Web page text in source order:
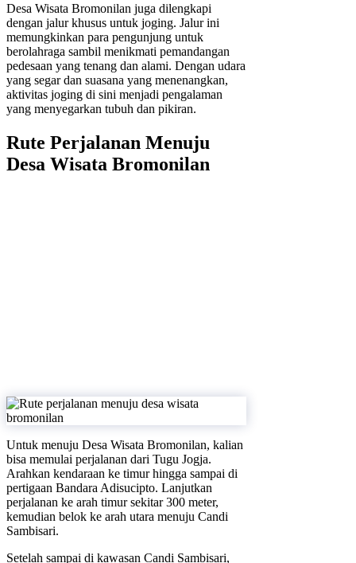
Desa Wisata Bromonilan juga dilengkapi
dengan jalur khusus untuk joging. Jalur ini
memungkinkan para pengunjung untuk
berolahraga sambil menikmati pemandangan
pedesaan yang tenang dan alami. Dengan udara
yang segar dan suasana yang menenangkan,
aktivitas joging di sini menjadi pengalaman
yang menyegarkan tubuh dan pikiran.
Rute Perjalanan Menuju
Desa Wisata Bromonilan
Untuk menuju Desa Wisata Bromonilan, kalian
bisa memulai perjalanan dari Tugu Jogja.
Arahkan kendaraan ke timur hingga sampai di
pertigaan Bandara Adisucipto. Lanjutkan
perjalanan ke arah timur sekitar 300 meter,
kemudian belok ke arah utara menuju Candi
Sambisari.
Setelah sampai di kawasan Candi Sambisari,